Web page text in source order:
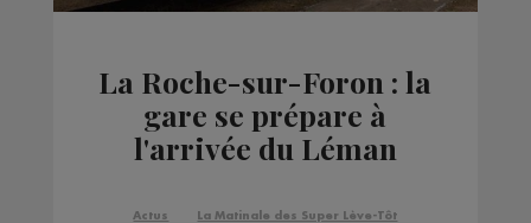
La Roche-sur-Foron : la
gare se prépare à
l'arrivée du Léman
Actus La Matinale des Super Lève-Tôt